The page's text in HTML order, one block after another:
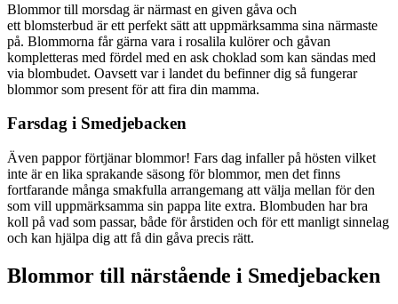
Blommor till morsdag är närmast en given gåva och
ett blomsterbud är ett perfekt sätt att uppmärksamma sina närmaste
på. Blommorna får gärna vara i rosalila kulörer och gåvan
kompletteras med fördel med en ask choklad som kan sändas med
via blombudet. Oavsett var i landet du befinner dig så fungerar
blommor som present för att fira din mamma.
Farsdag i Smedjebacken
Även pappor förtjänar blommor! Fars dag infaller på hösten vilket
inte är en lika sprakande säsong för blommor, men det finns
fortfarande många smakfulla arrangemang att välja mellan för den
som vill uppmärksamma sin pappa lite extra. Blombuden har bra
koll på vad som passar, både för årstiden och för ett manligt sinnelag
och kan hjälpa dig att få din gåva precis rätt.
Blommor till närstående i Smedjebacken